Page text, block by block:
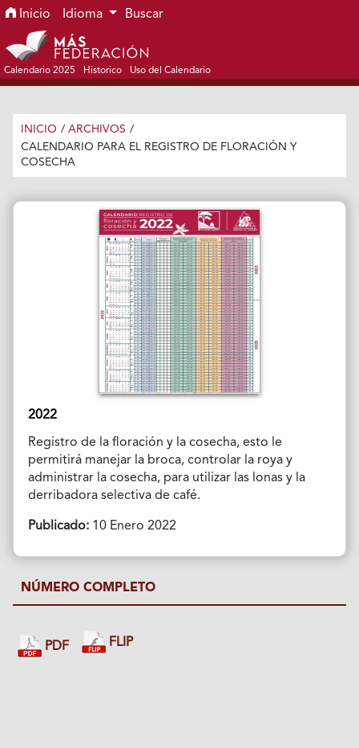
Ir al menú de navegación principal
Ir al contenido principal
Ir al pie de página del sitio
Inicio Idioma Buscar
Calendario 2025 Historico Uso del Calendario
INICIO / ARCHIVOS /
CALENDARIO PARA EL REGISTRO DE FLORACIÓN Y
COSECHA
2022
Registro de la floración y la cosecha, esto le
permitirá manejar la broca, controlar la roya y
administrar la cosecha, para utilizar las lonas y la
derribadora selectiva de café.
Publicado:10 Enero 2022
NÚMERO COMPLETO
PDF FLIP